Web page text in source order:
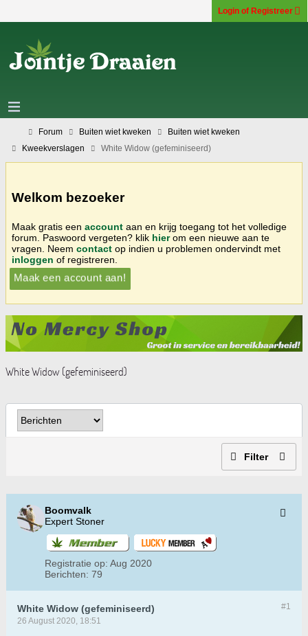
Login of Registreer
Forum Buiten wiet kweken
Buiten wiet kweken
Kweekverslagen
White Widow (gefeminiseerd)
Welkom bezoeker
Maak gratis een account aan en krijg toegang tot het volledige
forum. Paswoord vergeten? klik hierom een nieuwe aan te
vragen. Neem contact op indien u problemen ondervindt met
inloggen of registreren.
Maak een account aan!
White Widow (gefeminiseerd)
Filter
Boomvalk
Expert Stoner
Registratie op: Aug 2020
Berichten: 79
#1
White Widow (gefeminiseerd)
26 August 2020, 18:51